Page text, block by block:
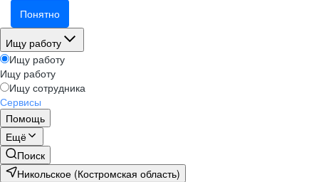
Понятно
Ищу работу
Ищу работу
Ищу работу
Ищу сотрудника
Сервисы
Помощь
Ещё
Поиск
Никольское (Костромская область)